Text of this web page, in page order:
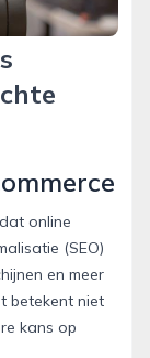
online
(SEO)
en meer
betekent niet
kans op